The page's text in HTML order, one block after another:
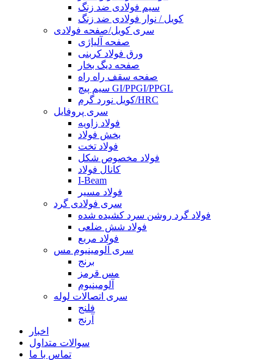
سیم فولادی ضد زنگ
کویل / نوار فولادی ضد زنگ
سری کویل/صفحه فولادی
صفحه آلیاژی
ورق فولاد کربنی
صفحه دیگ بخار
صفحه سقف راه راه
سیم پیچ GI/PPGI/PPGL
کویل نورد گرم/HRC
سری پروفایل
فولاد زاویه
بخش فولاد
فولاد تخت
فولاد مخصوص شکل
کانال فولاد
I-Beam
فولاد مسیر
سری فولادی گرد
فولاد گرد روشن سرد کشیده شده
فولاد شش ضلعی
فولاد مربع
سری آلومینیوم مس
برنج
مس قرمز
آلومینیوم
سری اتصالات لوله
فلنج
آرنج
اخبار
سوالات متداول
تماس با ما